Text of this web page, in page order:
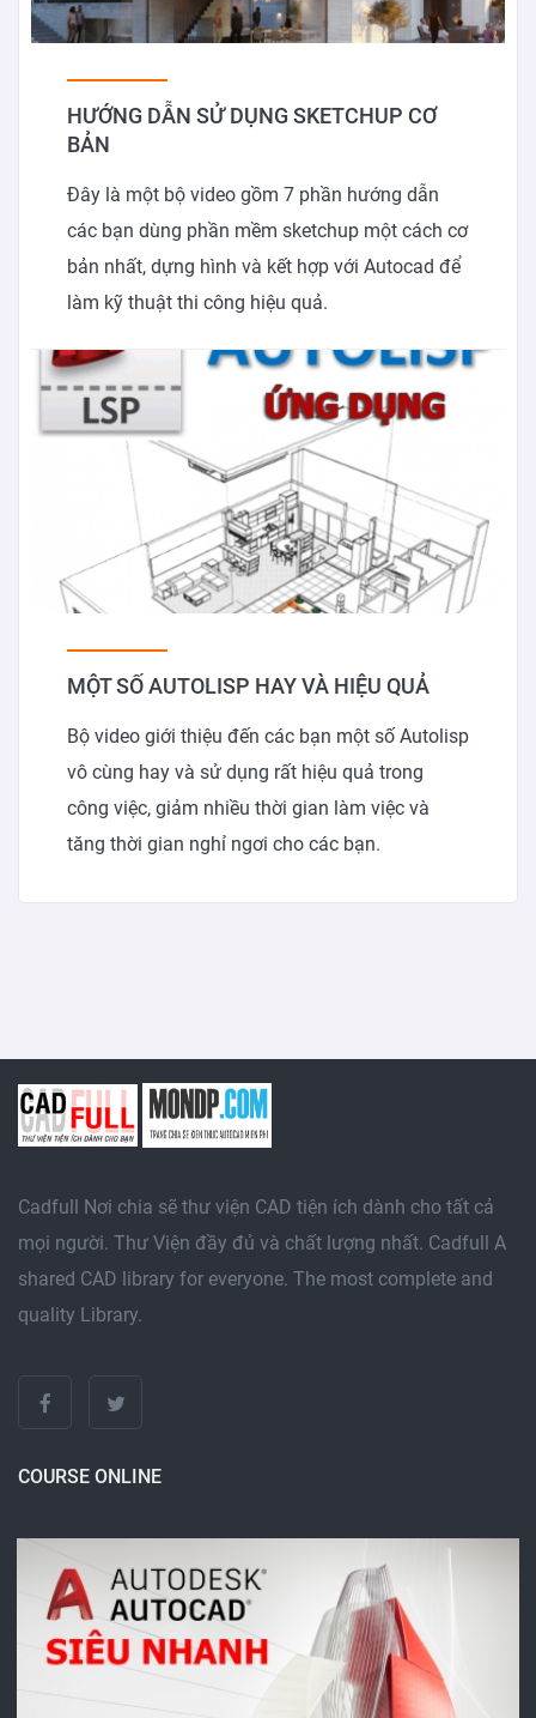
HƯỚNG DẪN SỬ DỤNG SKETCHUP CƠ
BẢN
Đây là một bộ video gồm 7 phần hướng dẫn
các bạn dùng phần mềm sketchup một cách cơ
bản nhất, dựng hình và kết hợp với Autocad để
làm kỹ thuật thi công hiệu quả.
MỘT SỐ AUTOLISP HAY VÀ HIỆU QUẢ
Bộ video giới thiệu đến các bạn một số Autolisp
vô cùng hay và sử dụng rất hiệu quả trong
công việc, giảm nhiều thời gian làm việc và
tăng thời gian nghỉ ngơi cho các bạn.
Cadfull Nơi chia sẽ thư viện CAD tiện ích dành cho tất cả
mọi người. Thư Viện đầy đủ và chất lượng nhất. Cadfull A
shared CAD library for everyone. The most complete and
quality Library.
COURSE ONLINE